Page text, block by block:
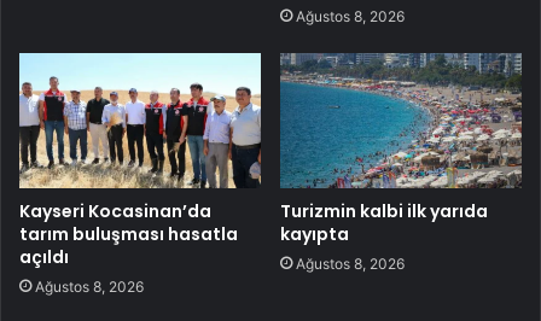
Ağustos 8, 2026
Kayseri Kocasinan’da
tarım buluşması hasatla
açıldı
Ağustos 8, 2026
Turizmin kalbi ilk yarıda
kayıpta
Ağustos 8, 2026